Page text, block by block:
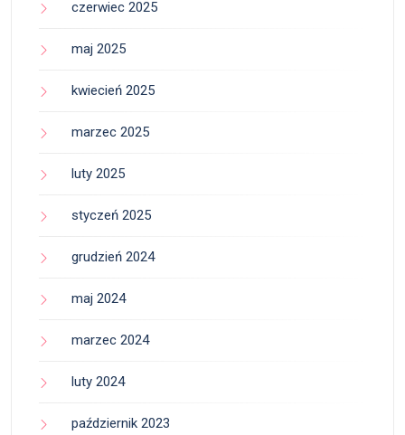
czerwiec 2025
maj 2025
kwiecień 2025
marzec 2025
luty 2025
styczeń 2025
grudzień 2024
maj 2024
marzec 2024
luty 2024
październik 2023